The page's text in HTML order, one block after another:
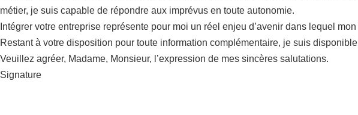
métier, je suis capable de répondre aux imprévus en toute autonomie.
Intégrer votre entreprise représente pour moi un réel enjeu d’avenir dans lequel
Restant à votre disposition pour toute information complémentaire, je suis
Veuillez agréer, Madame, Monsieur, l’expression de mes sincères salutations.
Signature